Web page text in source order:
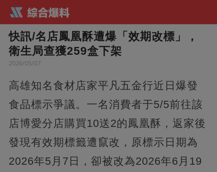
快訊/名店鳳凰酥遭爆「效期改標」，
衛生局查獲259盒下架
2026/05/07
高雄知名食材店家平凡五金行近日爆發
食品標示爭議。一名消費者于5/5前往該
店博愛分店購買10送2的鳳凰酥，返家後
發現有效期標籤遭竄改，原標示日期為
2026年5月7日，卻被改為2026年6月19